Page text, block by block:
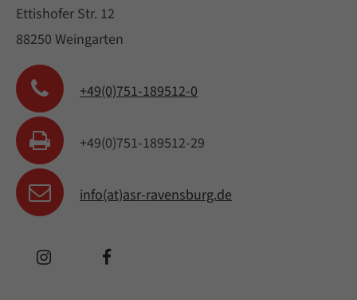
Ettishofer Str. 12
88250 Weingarten
+49(0)751-189512-0
+49(0)751-189512-29
info(at)asr-ravensburg.de